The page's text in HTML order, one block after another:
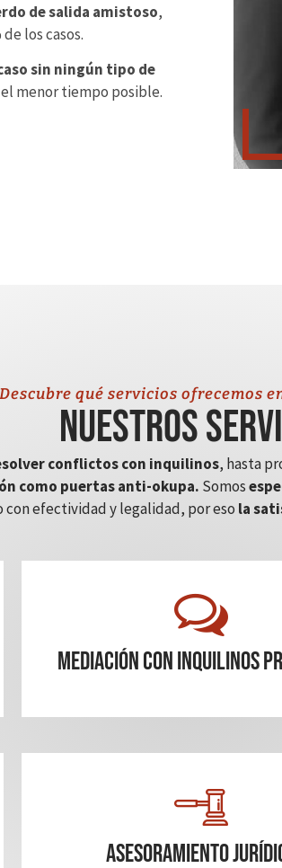
de salida amistoso,
los casos.
sin ningún tipo de
menor tiempo posible.
qué servicios ofrecemos
Nuestros
conflictos con inquilinos, hasta
como puertas anti-okupa. Somos
efectividad y legalidad, por eso la
mediación con inquilinos
Asesoramiento